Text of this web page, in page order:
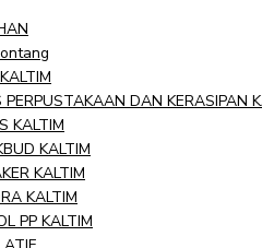
PERPUSTAKAAN DAN KERASIPAN
KALTIM
KALTIM
KALTIM
KALTIM
PP KALTIM